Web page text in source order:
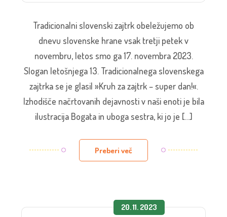
Tradicionalni slovenski zajtrk obeležujemo ob
dnevu slovenske hrane vsak tretji petek v
novembru, letos smo ga 17. novembra 2023.
Slogan letošnjega 13. Tradicionalnega slovenskega
zajtrka se je glasil »Kruh za zajtrk – super dan!«.
Izhodišče načrtovanih dejavnosti v naši enoti je bila
ilustracija Bogata in uboga sestra, ki jo je […]
Preberi več
20. 11. 2023